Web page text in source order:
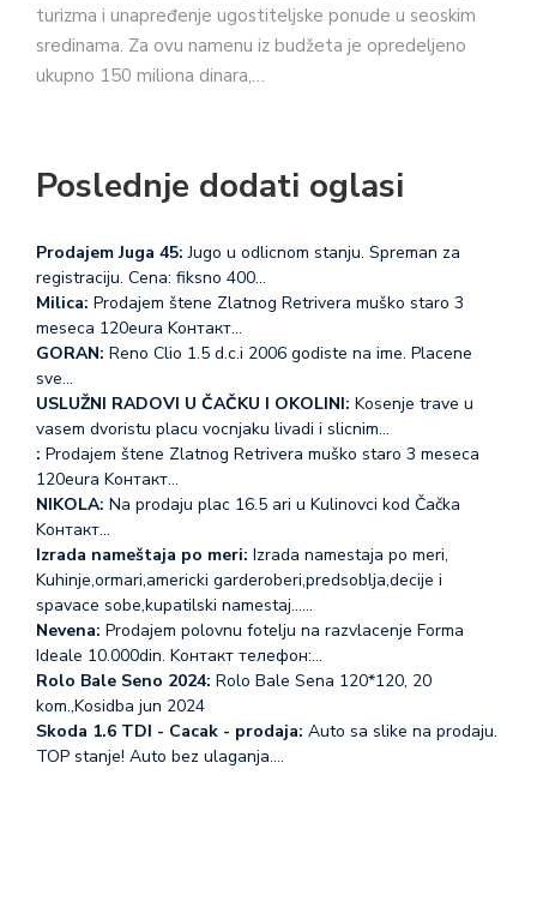
turizma i unapređenje ugostiteljske ponude u seoskim
sredinama. Za ovu namenu iz budžeta je opredeljeno
ukupno 150 miliona dinara,…
Poslednje dodati oglasi
Prodajem Juga 45: Jugo u odlicnom stanju. Spreman za
registraciju. Cena: fiksno 400…
Milica: Prodajem štene Zlatnog Retrivera muško staro 3
meseca 120eura Koнтакт…
GORAN: Reno Clio 1.5 d.c.i 2006 godiste na ime. Placene
sve…
USLUŽNI RADOVI U ČAČKU I OKOLINI: Kosenje trave u
vasem dvoristu placu vocnjaku livadi i slicnim…
: Prodajem štene Zlatnog Retrivera muško staro 3 meseca
120eura Koнтакт…
NIKOLA: Na prodaju plac 16.5 ari u Kulinovci kod Čačka
Koнтакт…
Izrada nameštaja po meri: Izrada namestaja po meri,
Kuhinje,ormari,americki garderoberi,predsoblja,decije i
spavace sobe,kupatilski namestaj...…
Nevena: Prodajem polovnu fotelju na razvlacenje Forma
Ideale 10.000din. Koнтакт телефон:…
Rolo Bale Seno 2024: Rolo Bale Sena 120*120, 20
kom.,Kosidba jun 2024
Skoda 1.6 TDI - Cacak - prodaja: Auto sa slike na prodaju.
TOP stanje! Auto bez ulaganja.…